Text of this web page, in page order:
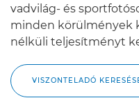
vadvilág- és
minden körülmények
nélküli teljesítményt
VISZONTELADÓ